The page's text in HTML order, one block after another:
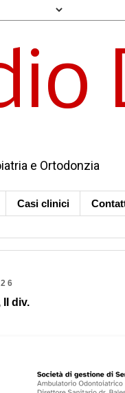
e Ortodonzia
Casi clinici
div.